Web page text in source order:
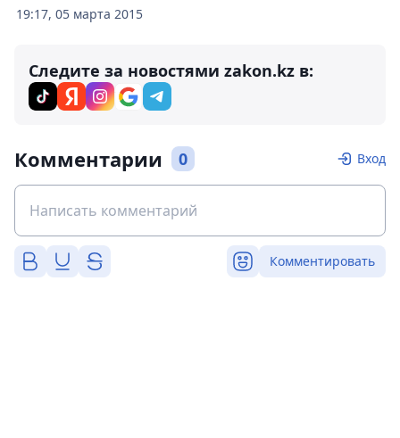
19:17, 05 марта 2015
Следите за новостями zakon.kz в:
Комментарии 0 Вход
Комментировать